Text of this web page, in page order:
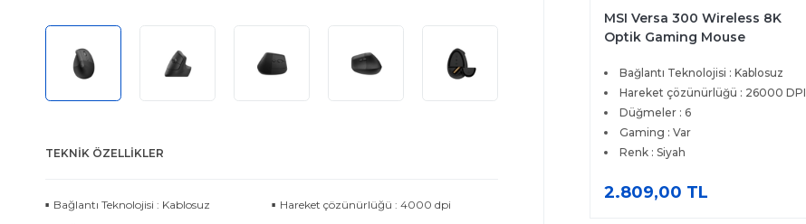
TEKNIK ÖZELLIKLER
Bağlantı Teknolojisi : Kablosuz
Hareket çözünürlüğü : 4000 dpi
MSI Versa 300 Wireless 8K
Optik Gaming Mouse
Bağlantı Teknolojisi : Kablosuz
Hareket çözünürlüğü : 26000 DPI
Düğmeler : 6
Gaming : Var
Renk : Siyah
2.809,00 TL